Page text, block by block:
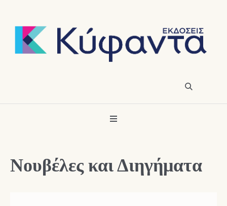
Νουβέλες και Διηγήματα